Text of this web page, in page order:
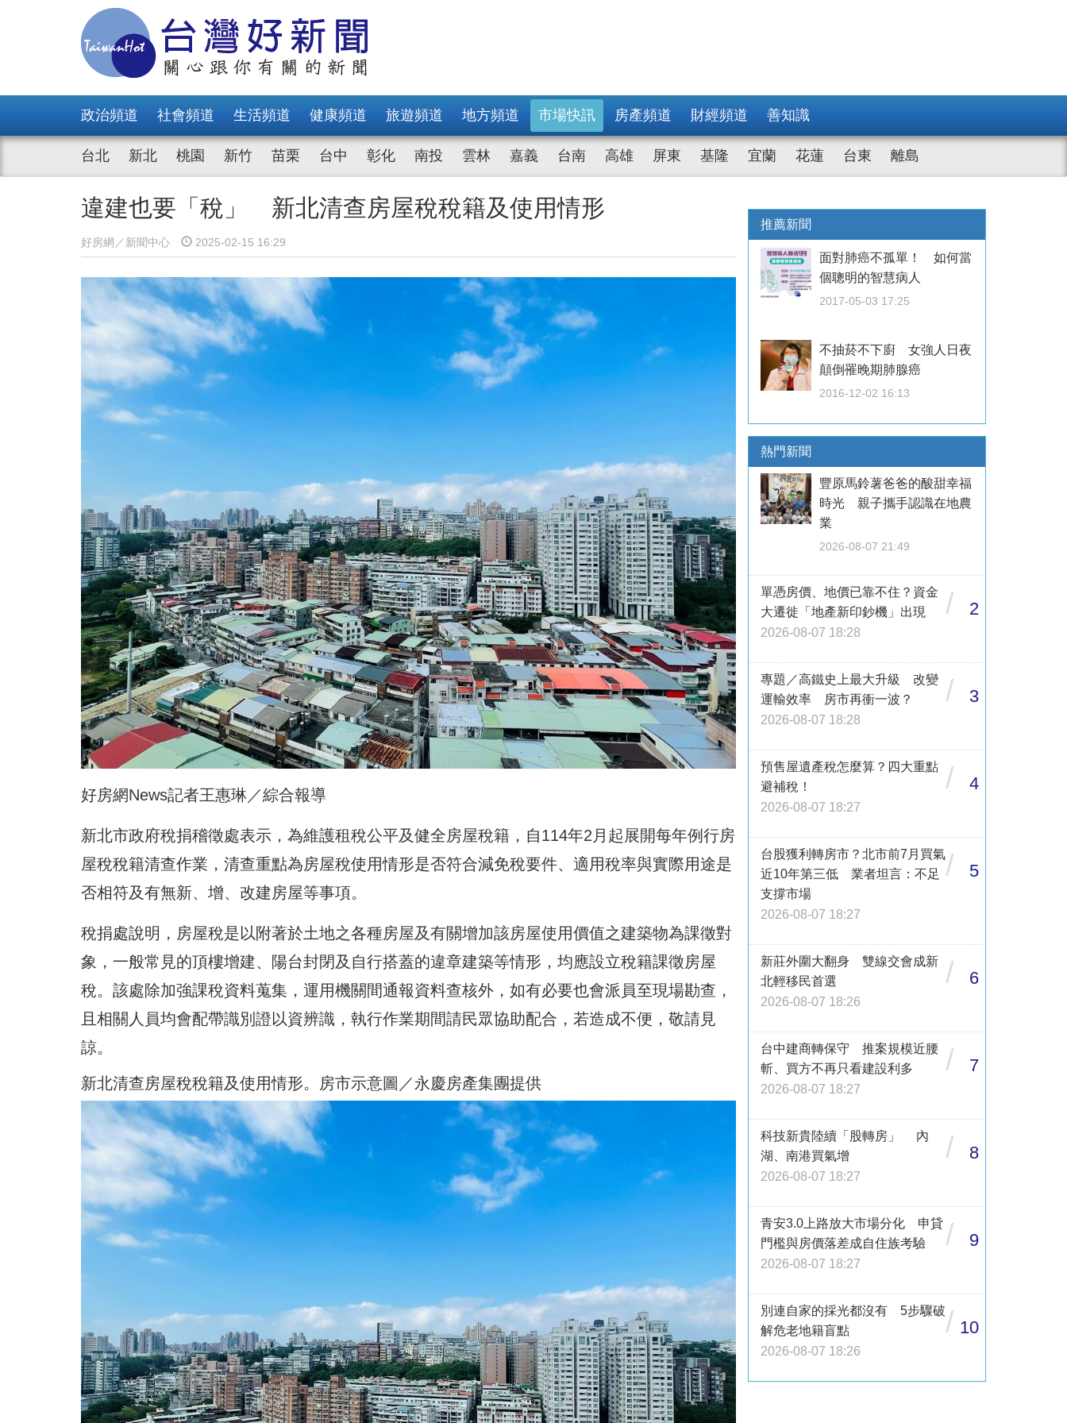
政治頻道 社會頻道 生活頻道 健康頻道 旅遊頻道 地方頻道 市場快訊 房產頻道 財經頻道 善知識
台北 新北 桃園 新竹 苗栗 台中 彰化 南投 雲林 嘉義 台南 高雄 屏東 基隆 宜蘭 花蓮 台東 離島
違建也要「稅」 新北清查房屋稅稅籍及使用情形
好房網／新聞中心 2025-02-15 16:29
好房網News記者王惠琳／綜合報導
新北市政府稅捐稽徵處表示，為維護租稅公平及健全房屋稅籍，自114年2月起展開每年例行房
屋稅稅籍清查作業，清查重點為房屋稅使用情形是否符合減免稅要件、適用稅率與實際用途是
否相符及有無新、增、改建房屋等事項。
稅捐處說明，房屋稅是以附著於土地之各種房屋及有關增加該房屋使用價值之建築物為課徵對
象，一般常見的頂樓增建、陽台封閉及自行搭蓋的違章建築等情形，均應設立稅籍課徵房屋
稅。該處除加強課稅資料蒐集，運用機關間通報資料查核外，如有必要也會派員至現場勘查，
且相關人員均會配帶識別證以資辨識，執行作業期間請民眾協助配合，若造成不便，敬請見
諒。
新北清查房屋稅稅籍及使用情形。房市示意圖／永慶房產集團提供
推薦新聞
面對肺癌不孤單！ 如何當
個聰明的智慧病人
2017-05-03 17:25
不抽菸不下廚 女強人日夜
顛倒罹晚期肺腺癌
2016-12-02 16:13
熱門新聞
豐原馬鈴薯爸爸的酸甜幸福
時光 親子攜手認識在地農
業
2026-08-07 21:49
單憑房價、地價已靠不住？資金
大遷徙「地產新印鈔機」出現
2026-08-07 18:28
/ 2
專題／高鐵史上最大升級 改變
運輸效率 房市再衝一波？
2026-08-07 18:28
/ 3
預售屋遺產稅怎麼算？四大重點
避補稅！
2026-08-07 18:27
/ 4
台股獲利轉房市？北市前7月買氣
近10年第三低 業者坦言：不足
支撐市場
2026-08-07 18:27
/ 5
新莊外圍大翻身 雙線交會成新
北輕移民首選
2026-08-07 18:26
/ 6
台中建商轉保守 推案規模近腰
斬、買方不再只看建設利多
2026-08-07 18:27
/ 7
科技新貴陸續「股轉房」 內
湖、南港買氣增
2026-08-07 18:27
/ 8
青安3.0上路放大市場分化 申貸
門檻與房價落差成自住族考驗
2026-08-07 18:27
/ 9
別連自家的採光都沒有 5步驟破
解危老地籍盲點
2026-08-07 18:26
/ 10